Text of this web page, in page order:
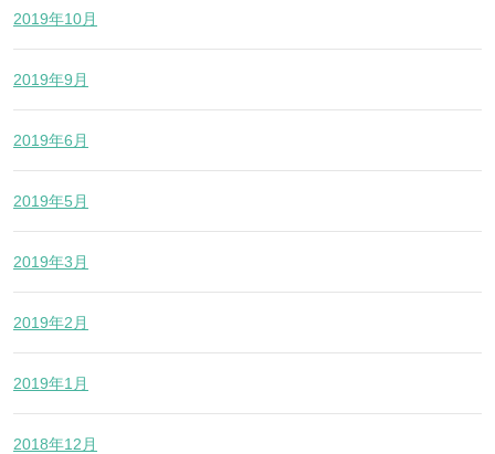
2019年10月
2019年9月
2019年6月
2019年5月
2019年3月
2019年2月
2019年1月
2018年12月